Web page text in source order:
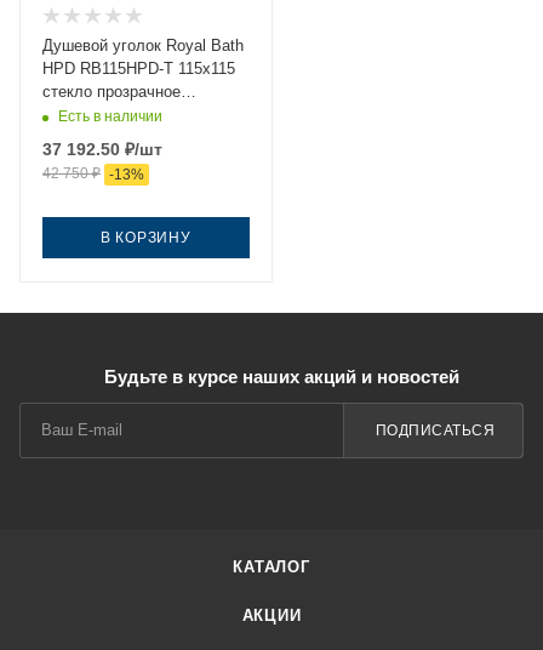
Душевой уголок Royal Bath
HPD RB115HPD-T 115х115
стекло прозрачное
профиль белый без
Есть в наличии
37 192.50 ₽/шт
42 750₽ -13%
В КОРЗИНУ
Будьте в курсе наших акций и новостей
ПОДПИСАТЬСЯ
КАТАЛОГ
АКЦИИ